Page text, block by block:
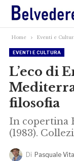
Home Eventi e
EVENTI E CULTURA
L’eco di
filosofia
In copertina
(1983).
Di Pasquale